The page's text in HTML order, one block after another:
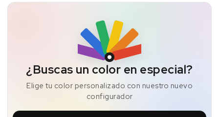
¿Buscas un color en especial?
Elige tu color personalizado con nuestro nuevo
configurador